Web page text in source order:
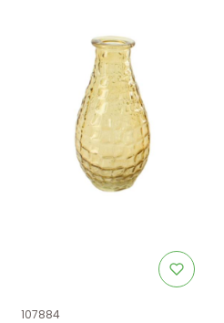
Kod produktu
107884